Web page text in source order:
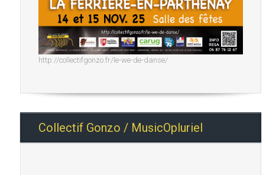
http://collectifgonzo.fr/le-we-de-danse/
Collectif Gonzo / MusicOpluriel